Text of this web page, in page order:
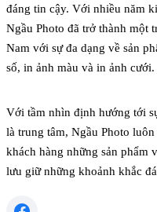
đáng tin cậy. Với nhiều năm
Ngầu Photo đã trở thành một
Nam với sự đa dạng về sản
số, in ảnh màu và in ảnh cưới.
Với tầm nhìn định hướng tới
là trung tâm, Ngầu Photo
khách hàng những sản phẩm
lưu giữ những khoảnh khắc